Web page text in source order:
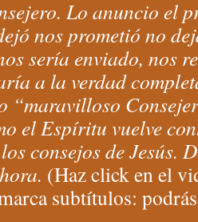
Lo anuncio el
nos prometió no
sería enviado, nos
a la verdad
“maravilloso
el Espíritu vuelve
consejos de Jesús.
(Haz click en el
subtítulos: